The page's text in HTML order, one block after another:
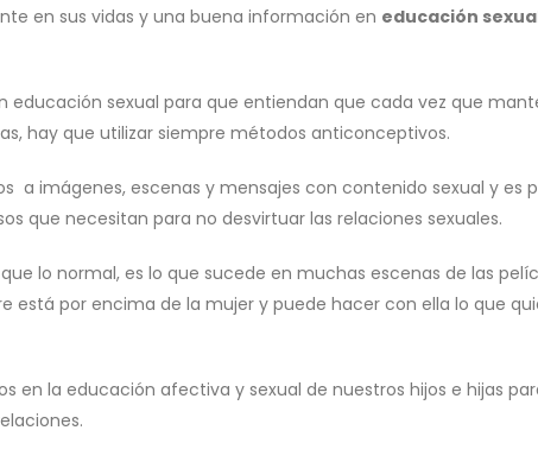
en sus vidas y una buena información en educación
educación sexual para que entiendan que cada vez que
hay que utilizar siempre métodos anticonceptivos.
a imágenes, escenas y mensajes con contenido sexual y es
que necesitan para no desvirtuar las relaciones sexuales.
lo normal, es lo que sucede en muchas escenas de las
está por encima de la mujer y puede hacer con ella lo que
en la educación afectiva y sexual de nuestros hijos e hijas